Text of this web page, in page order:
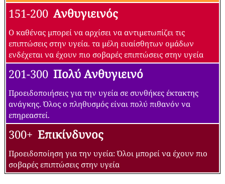
151-200 Ανθυγιεινός
Ο καθένας μπορεί να αρχίσει να αντιμετωπίζει τις
επιπτώσεις στην υγεία. τα μέλη ευαίσθητων ομάδων
ενδέχεται να έχουν πιο σοβαρές επιπτώσεις στην υγεία
201-300 Πολύ Ανθυγιεινό
Προειδοποιήσεις για την υγεία σε συνθήκες έκτακτης
ανάγκης. Όλος ο πληθυσμός είναι πολύ πιθανόν να
επηρεαστεί.
300+ Επικίνδυνος
Προειδοποίηση για την υγεία: Όλοι μπορεί να έχουν πιο
σοβαρές επιπτώσεις στην υγεία